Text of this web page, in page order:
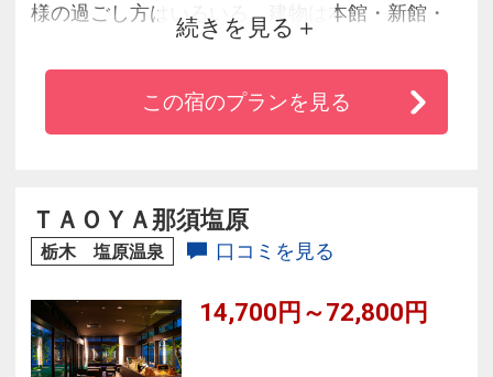
様の過ごし方はいろいろ。建物は本館・新館・
コテージの３種でお２人からグループまでそれ
ぞれの目的に応じて自由に選べます。お風呂は
２つの露天風呂を含め６種。いずれも貸切制で
離れゆっくりおくつろぎ下さい。那須ハイラン
ドパークまで車で１分。
続きを見る
この宿のプランを見る
ＴＡＯＹＡ那須塩原
栃木 塩原温泉 口コミを見る
14,700円～72,800円